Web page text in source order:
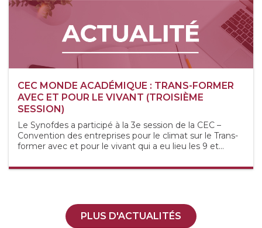
CEC MONDE ACADÉMIQUE : TRANS-FORMER
AVEC ET POUR LE VIVANT (TROISIÈME
SESSION)
Le Synofdes a participé à la 3e session de la CEC –
Convention des entreprises pour le climat sur le Trans-
former avec et pour le vivant qui a eu lieu les 9 et...
PLUS D'ACTUALITÉS